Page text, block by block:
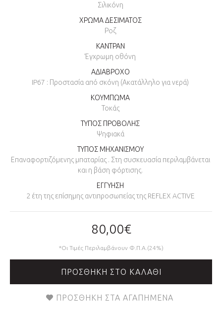
Σιλικόνη
ΧΡΩΜΑ ΔΕΣΙΜΑΤΟΣ
Ροζ
ΚΑΝΤΡΑΝ
Έγχρωμη οθόνη
ΑΔΙΑΒΡΟΧΟ
IP67 : Προστασία από σκόνη (Ακατάλληλο για νερά)
ΚΟΥΜΠΩΜΑ
Τοκάς
ΤΥΠΟΣ ΠΡΟΒΟΛΗΣ
Ψηφιακά
ΤΥΠΟΣ ΜΗΧΑΝΙΣΜΟΥ
Επαναφορτιζόμενης μπαταρίας . Στη συσκευασία περιλαμβάνεται
και η βάση φόρτισης.
ΕΓΓΥΗΣΗ
2 έτη της επίσημης αντιπροσωπείας της REFLEX ACTIVE
80,00€
*Οι Τιμές Περιλαμβάνουν Φ.Π.Α.(24%)
ΠΡΟΣΘΉΚΗ ΣΤΟ ΚΑΛΆΘΙ
ΠΡΟΣΘΉΚΗ ΣΤΑ ΑΓΑΠΗΜΈΝΑ